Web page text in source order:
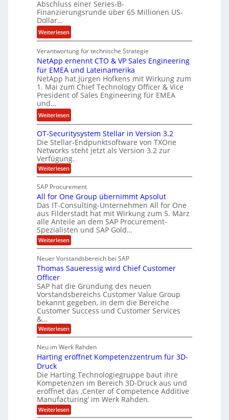
n
s
t
k
e
n
e
L
ö
s
u
n
g
r
o
n
w
i
r
d
F
i
n
a
n
z
c
h
e
f
b
e
i
I
F
S
Abschluss einer Series-B-
Finanzierungsrunde über 65 Millionen US-
Dollar…
Weiterlesen:
E
n
g
n
e
e
r
i
g
S
p
e
z
i
a
l
i
s
t
u
i
a
H
u
b
e
ä
l
t
6
5
M
Verantwortung für technische Strategie
NetApp ernennt CTO & VP Sales Engineering
für EMEA und Lateinamerika
NetApp hat Jürgen Hofkens mit Wirkung zum
1. Mai zum Chief Technology Officer & Vice
President of Sales Engineering für EMEA
und…
Weiterlesen:
N
e
t
A
p
p
e
n
n
t
C
T
O
V
P
S
l
e
s
E
g
i
n
e
e
OT-Securitysystem Stellar in Version 3.2
Die Stellar-Endpunktsoftware von TXOne
Networks steht jetzt als Version 3.2 zur
Verfügung.
Weiterlesen:
O
-
S
e
c
u
r
i
t
y
y
s
e
m
S
t
e
l
a
r
i
n
V
r
s
i
o
n
3
SAP Procurement
All for One Group übernimmt Apsolut
Das IT-Consulting-Unternehmen All for One
aus Filderstadt hat mit Wirkung zum 5. März
alle Anteile an dem SAP Procurement-
Spezialisten und SAP Gold…
Weiterlesen:
A
l
f
r
O
n
e
G
o
u
p
ü
b
e
n
i
m
m
t
A
Neuer Vorstandsbereich bei SAP
Thomas Saueressig wird Chief Customer
Officer
SAP hat die Gründung des neuen
Vorstandsbereichs Customer Value Group
bekannt gegeben, in dem die Bereiche
Customer Success und Customer Services
&…
Weiterlesen:
T
o
m
S
a
u
e
r
e
Neu im Werk Rahden
Harting eröffnet Kompetenzzentrum für 3D-
Druck
Die Harting Technologiegruppe baut ihre
Kompetenzen im Bereich 3D-Druck aus und
eröffnet das ‚Center of Competence Additive
Manufacturing‘ im Werk Rahden.
Weiterlesen:
H